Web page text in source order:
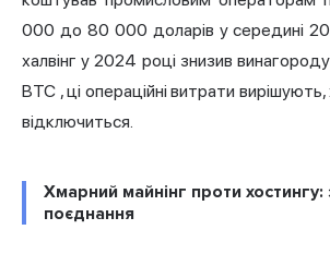
000 до 80 000 доларів у середині
халвінг у 2024 році знизив
BTC , ці операційні витрати
відключиться.
Хмарний майнінг проти хостингу:
поєднання